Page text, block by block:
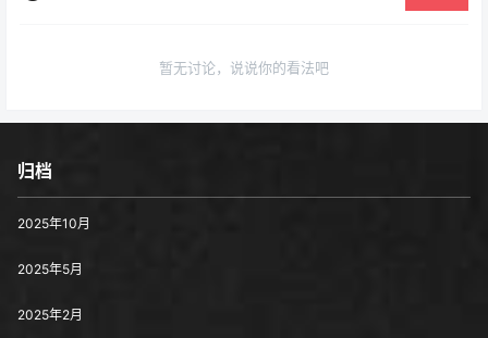
暂无讨论，说说你的看法吧
归档
2025年10月
2025年5月
2025年2月